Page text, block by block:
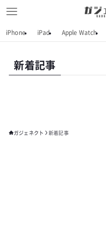
iPhone iPad Apple Watch
新着記事
ガジェネクト 新着記事